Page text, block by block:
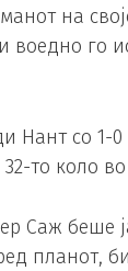
на
воедно го
Нант со 1-
то коло
Саж беше
планот,